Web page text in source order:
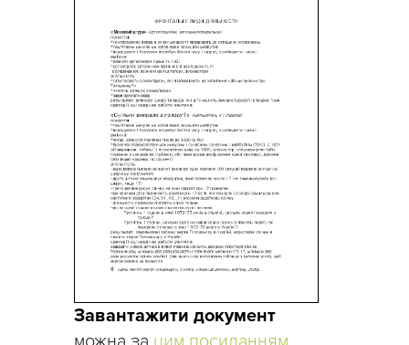
Завантажити документ